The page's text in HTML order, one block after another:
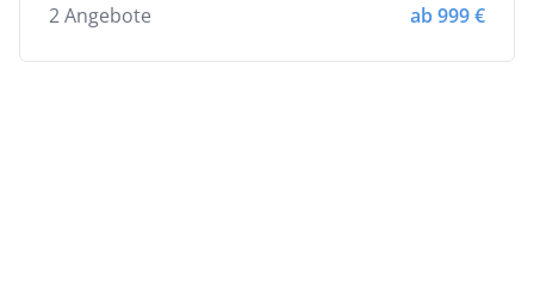
2 Angebote ab 999 €